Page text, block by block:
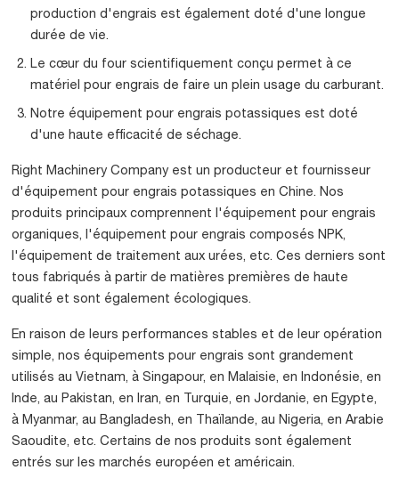
production d'engrais est également doté d'une longue
durée de vie.
Le cœur du four scientifiquement conçu permet à ce
matériel pour engrais de faire un plein usage du carburant.
Notre équipement pour engrais potassiques est doté
d'une haute efficacité de séchage.
Right Machinery Company est un producteur et fournisseur
d'équipement pour engrais potassiques en Chine. Nos
produits principaux comprennent l'équipement pour engrais
organiques, l'équipement pour engrais composés NPK,
l'équipement de traitement aux urées, etc. Ces derniers sont
tous fabriqués à partir de matières premières de haute
qualité et sont également écologiques.
En raison de leurs performances stables et de leur opération
simple, nos équipements pour engrais sont grandement
utilisés au Vietnam, à Singapour, en Malaisie, en Indonésie, en
Inde, au Pakistan, en Iran, en Turquie, en Jordanie, en Egypte,
à Myanmar, au Bangladesh, en Thaïlande, au Nigeria, en Arabie
Saoudite, etc. Certains de nos produits sont également
entrés sur les marchés européen et américain.